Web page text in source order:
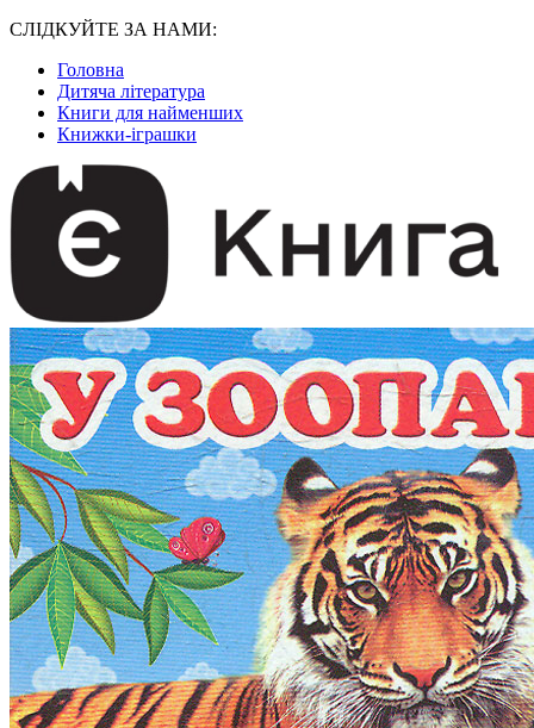
СЛІДКУЙТЕ ЗА НАМИ:
Головна
Дитяча література
Книги для найменших
Книжки-іграшки